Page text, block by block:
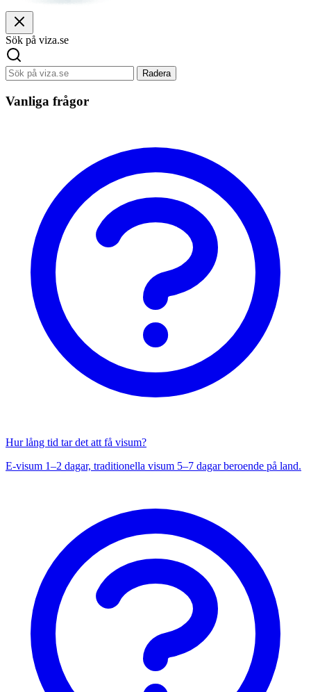
Sök på viza.se
Radera
Vanliga frågor
Hur lång tid tar det att få visum?
E-visum 1–2 dagar, traditionella visum 5–7 dagar beroende på land.